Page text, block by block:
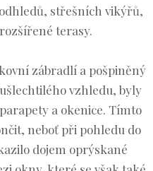
střešních vikýřů,
terasy.
zábradlí a pošpiněný
vzhledu, byly
a okenice. Tímto
neboť při pohledu do
dojem oprýskané